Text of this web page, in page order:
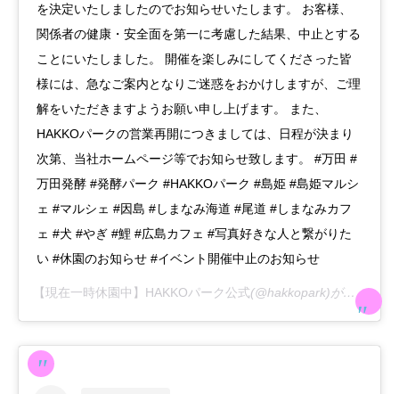
を決定いたしましたのでお知らせいたします。 お客様、
関係者の健康・安全面を第一に考慮した結果、中止とする
ことにいたしました。 開催を楽しみにしてくださった皆
様には、急なご案内となりご迷惑をおかけしますが、ご理
解をいただきますようお願い申し上げます。 また、
HAKKOパークの営業再開につきましては、日程が決まり
次第、当社ホームページ等でお知らせ致します。 #万田 #
万田発酵 #発酵パーク #HAKKOパーク #島姫 #島姫マルシ
ェ #マルシェ #因島 #しまなみ海道 #尾道 #しまなみカフ
ェ #犬 #やぎ #鯉 #広島カフェ #写真好きな人と繋がりた
い #休園のお知らせ #イベント開催中止のお知らせ
【現在一時休園中】HAKKOパーク公式(@hakkopark)がシェアした投稿 –